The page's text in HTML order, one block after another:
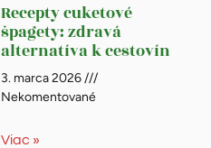
Recepty cuketové
špagety: zdravá
alternatíva k cestovín
3. marca 2026
Nekomentované
Viac »